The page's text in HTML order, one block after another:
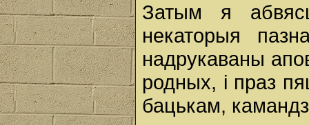
Затым я
некаторыя
надрукаваны
родных, і праз
бацькам,